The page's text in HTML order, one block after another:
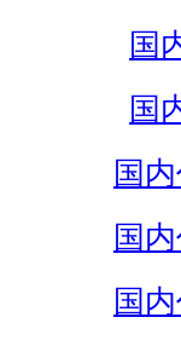
国
国
国
国
国